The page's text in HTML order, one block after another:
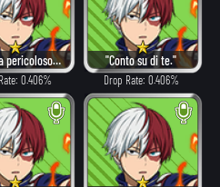
"Sembra pericoloso... Ma dobbiamo proteggerli!"
0.406%
"Conto su di te."
Drop Rate: 0.406%